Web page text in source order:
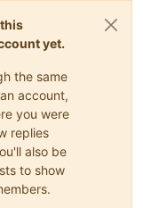
yet.
the same
account,
you were
replies
also be
to show